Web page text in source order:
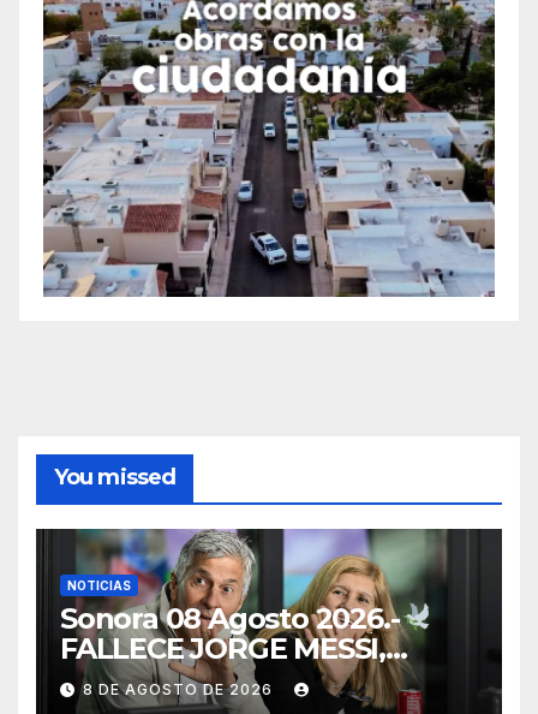
You missed
NOTICIAS
Sonora 08 Agosto 2026.-
FALLECE JORGE MESSI,
PADRE Y REPRESENTANTE
8 DE AGOSTO DE 2026